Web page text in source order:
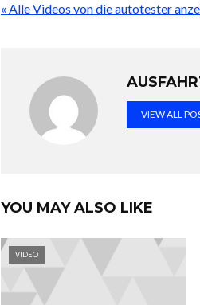
« Alle Videos von die autotester
VIEW ALL
YOU MAY ALSO LIKE
VIDEO